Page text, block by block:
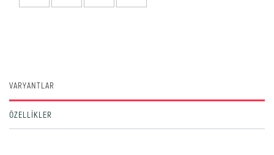
VARYANTLAR
ÖZELLIKLER